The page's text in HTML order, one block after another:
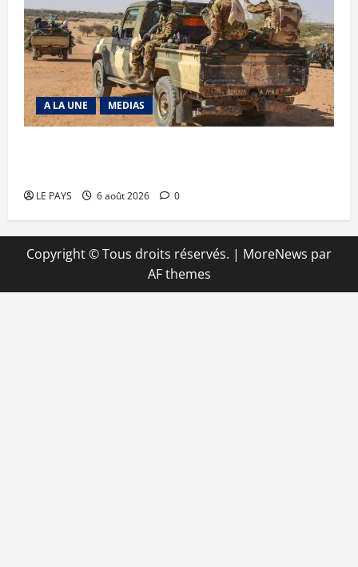
A LA UNE MEDIAS
LE PAYS 6 août 2026 0
Copyright © Tous droits réservés. | MoreNews par
AF themes